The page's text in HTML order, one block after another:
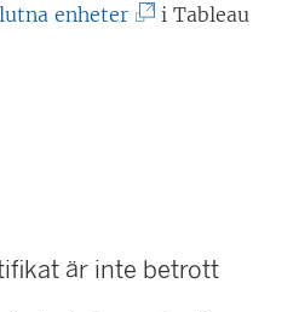
enheter(
ö
i Tableau
är inte betrott